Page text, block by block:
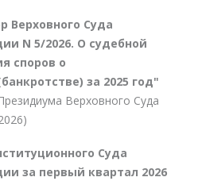
Верховного Суда
N 5/2026. О судебной
споров о
за 2025 год"
Верховного Суда
Суда
за первый квартал 2026